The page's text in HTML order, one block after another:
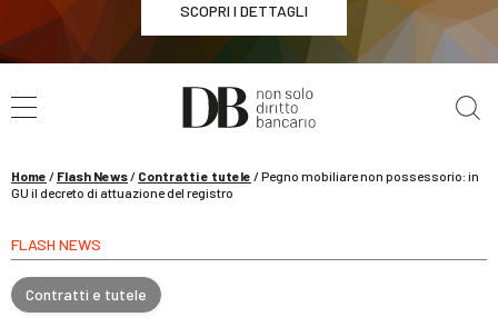
SCOPRI I DETTAGLI
WEBINAR / 29 settembre
Pignoramento presso terzi e ruolo della banca
Home / Flash News/ Contratti e tutele /Pegno mobiliare non possessorio: in
GU il decreto di attuazione del registro
FLASH NEWS
Contratti e tutele